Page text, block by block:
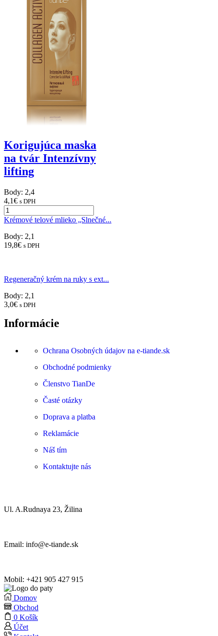
Korigujúca maska
na tvár Intenzívny
lifting
Body: 2,4
4,1€ s DPH
Krémové telové mlieko „Slnečné...
Body: 2,1
19,8€ s DPH
Regeneračný krém na ruky s ext...
Body: 2,1
3,0€ s DPH
Informácie
Ochrana Osobných údajov na e-tiande.sk
Obchodné podmienky
Členstvo TianDe
Časté otázky
Doprava a platba
Reklamácie
Náš tím
Kontaktujte nás
Ul. A.Rudnaya 23, Žilina
Email: info@e-tiande.sk
Mobil: +421 905 427 915
Domov
Obchod
0 Košík
Účet